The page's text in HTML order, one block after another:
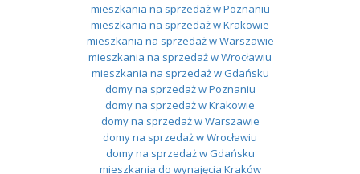
mieszkania na sprzedaż w Poznaniu
mieszkania na sprzedaż w Krakowie
mieszkania na sprzedaż w Warszawie
mieszkania na sprzedaż w Wrocławiu
mieszkania na sprzedaż w Gdańsku
domy na sprzedaż w Poznaniu
domy na sprzedaż w Krakowie
domy na sprzedaż w Warszawie
domy na sprzedaż w Wrocławiu
domy na sprzedaż w Gdańsku
mieszkania do wynajęcia Kraków